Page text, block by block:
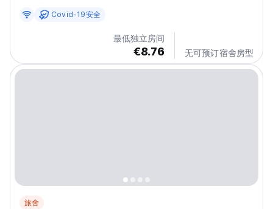
适合喜欢步行探索的旅行者：距离 武器广场（Plaza de
Armas）仅 6分钟步行路程（下坡路），周边环绕着当地最棒
的餐厅、酒吧和商店。 为什么选择我们？ 无敌景观： 我们的
露台和共享休息室是放松身心、欣赏滴滴喀喀湖日出的绝佳地
点。...
Covid-19安全
最低独立房间
€8.76 无可预订宿舍房型
旅舍